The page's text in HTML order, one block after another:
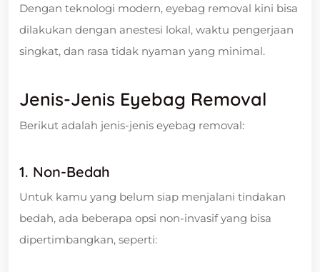
Dengan teknologi modern, eyebag removal kini bisa
dilakukan dengan anestesi lokal, waktu pengerjaan
singkat, dan rasa tidak nyaman yang minimal.
Jenis-Jenis Eyebag Removal
Berikut adalah jenis-jenis eyebag removal:
1. Non-Bedah
Untuk kamu yang belum siap menjalani tindakan
bedah, ada beberapa opsi non-invasif yang bisa
dipertimbangkan, seperti: